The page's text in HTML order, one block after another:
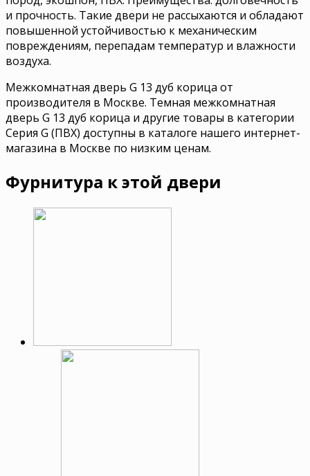
и прочность. Такие двери не рассыхаются и обладают
повышенной устойчивостью к механическим
повреждениям, перепадам температур и влажности
воздуха.
Межкомнатная дверь G 13 дуб корица от
производителя в Москве. Темная межкомнатная
дверь G 13 дуб корица и другие товары в категории
Серия G (ПВХ) доступны в каталоге нашего интернет-
магазина в Москве по низким ценам.
Фурнитура к этой двери